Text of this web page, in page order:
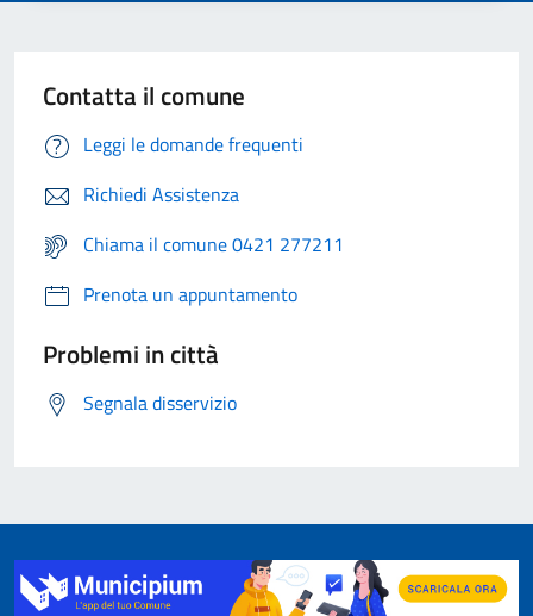
Contatta il comune
Leggi le domande frequenti
Richiedi Assistenza
Chiama il comune 0421 277211
Prenota un appuntamento
Problemi in città
Segnala disservizio